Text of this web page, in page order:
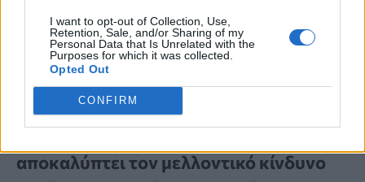
I want to opt-out of Collection, Use,
Retention, Sale, and/or Sharing of my
Personal Data that Is Unrelated with the
Purposes for which it was collected.
Opted Out
CONFIRM
ΝΕΑ ΕΡΕΥΝΑ
Η ομιλία των παιδιών μπορεί να
αποκαλύπτει τον μελλοντικό κίνδυνο